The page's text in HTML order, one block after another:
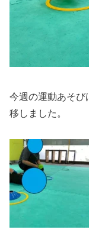
今週の運動あそび
移しました。